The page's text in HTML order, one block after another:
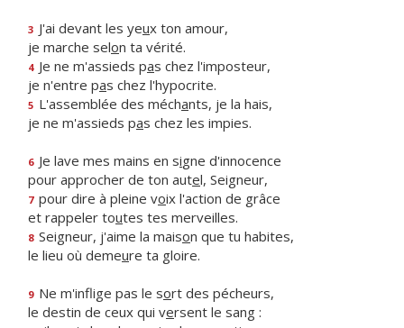
3 J'ai devant les yeux ton amour,
je marche selon ta vérité.
4 Je ne m'assieds pas chez l'imposteur,
je n'entre pas chez l'hypocrite.
5 L'assemblée des méchants, je la hais,
je ne m'assieds pas chez les impies.
6 Je lave mes mains en signe d'innocence
pour approcher de ton autel, Seigneur,
7 pour dire à pleine voix l'action de grâce
et rappeler toutes tes merveilles.
8 Seigneur, j'aime la maison que tu habites,
le lieu où demeure ta gloire.
9 Ne m'inflige pas le sort des pécheurs,
le destin de ceux qui versent le sang :